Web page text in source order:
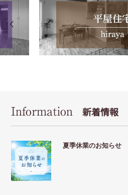
Information 新着情報
夏季休業のお知らせ